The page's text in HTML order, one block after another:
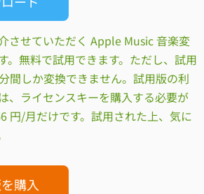
させていただく Apple Music 音楽変
。無料で試用できます。ただし、試用
間しか変換できません。試用版の利
、ライセンスキーを購入する必要が
円/月だけです。試用された上、気に
購入